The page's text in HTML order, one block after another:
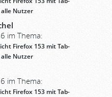
Nutzer
im Thema:
Firefox 153 mit Tab-
Nutzer
im Thema:
Firefox 153 mit Tab-